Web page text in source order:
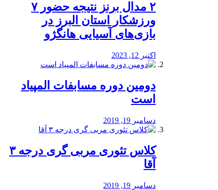
۲ مدال برنز نتیجه حضور ۷
ورزشکار استان البرز در
بازی‌های آسیایی هانگژو
اکتبر 12, 2023
دومین دوره مسابفات المپیاد
است
دسامبر 19, 2019
کلاس تئوری مربی گری درجه ۳
آقا
دسامبر 19, 2019